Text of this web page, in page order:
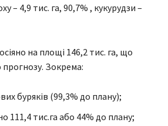
– 4,9 тис. га, 90,7% , кукурудзи –
на площі 146,2 тис. га, що
Зокрема:
буряків (99,3% до плану);
111,4 тис.га або 44% до плану;